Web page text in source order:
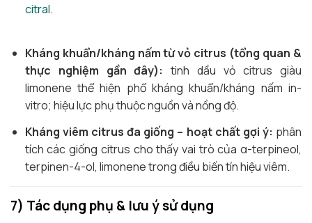
citral.
Kháng khuẩn/kháng nấm từ vỏ citrus (tổng quan &
thực nghiệm gần đây): tinh dầu vỏ citrus giàu
limonene thể hiện phổ kháng khuẩn/kháng nấm in-
vitro; hiệu lực phụ thuộc nguồn và nồng độ.
Kháng viêm citrus đa giống – hoạt chất gợi ý: phân
tích các giống citrus cho thấy vai trò của α-terpineol,
terpinen-4-ol, limonene trong điều biến tín hiệu viêm.
7) Tác dụng phụ & lưu ý sử dụng